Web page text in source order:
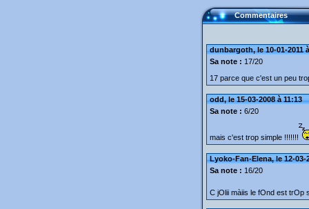
Commentaires
dunbargoth, le 10-01-2011
Sa note : 17/20
17 parce que c'est un peu
odd, le 15-03-2008 à 11:13
Sa note : 6/20
mais c'est trop simple !!!!!!!
Lyoko-Fan-Elena, le 12-03-
Sa note : 16/20
C jOlii màiis le fOnd est trOp